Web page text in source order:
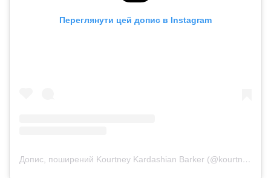
Переглянути цей допис в Instagram
Допис, поширений Kourtney Kardashian Barker (@kourtneykardash)